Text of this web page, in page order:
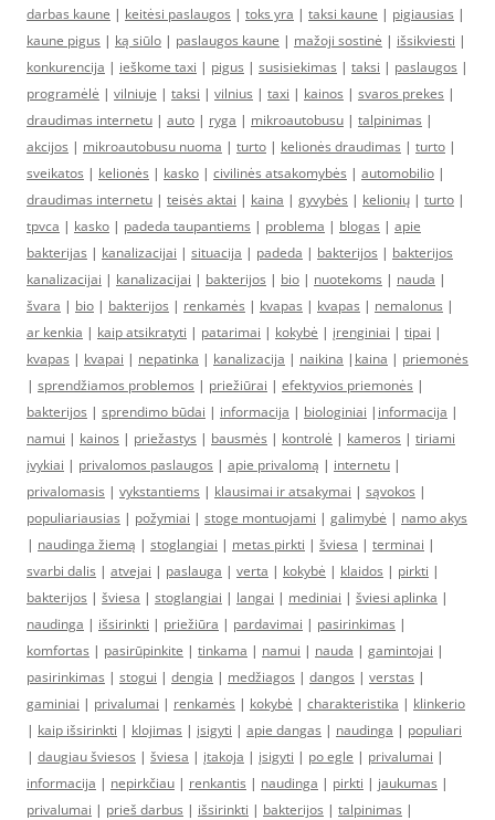
darbas kaune | keitėsi paslaugos | toks yra | taksi kaune | pigiausias |
kaune pigus | ką siūlo | paslaugos kaune | mažoji sostinė | išsikviesti |
konkurencija | ieškome taxi | pigus | susisiekimas | taksi | paslaugos |
programėlė | vilniuje | taksi | vilnius | taxi | kainos | svaros prekes |
draudimas internetu | auto | ryga | mikroautobusu | talpinimas |
akcijos | mikroautobusu nuoma | turto | kelionės draudimas | turto |
sveikatos | kelionės | kasko | civilinės atsakomybės | automobilio |
draudimas internetu | teisės aktai | kaina | gyvybės | kelionių | turto |
tpvca | kasko | padeda taupantiems | problema | blogas | apie
bakterijas | kanalizacijai | situacija | padeda | bakterijos | bakterijos
kanalizacijai | kanalizacijai | bakterijos | bio | nuotekoms | nauda |
švara | bio | bakterijos | renkamės | kvapas | kvapas | nemalonus |
ar kenkia | kaip atsikratyti | patarimai | kokybė | įrenginiai | tipai |
kvapas | kvapai | nepatinka | kanalizacija | naikina | kaina | priemonės
| sprendžiamos problemos | priežiūrai | efektyvios priemonės |
bakterijos | sprendimo būdai | informacija | biologiniai | informacija |
namui | kainos | priežastys | bausmės | kontrolė | kameros | tiriami
įvykiai | privalomos paslaugos | apie privalomą | internetu |
privalomasis | vykstantiems | klausimai ir atsakymai | sąvokos |
populiariausias | požymiai | stoge montuojami | galimybė | namo akys
| naudinga žiemą | stoglangiai | metas pirkti | šviesa | terminai |
svarbi dalis | atvejai | paslauga | verta | kokybė | klaidos | pirkti |
bakterijos | šviesa | stoglangiai | langai | mediniai | šviesi aplinka |
naudinga | išsirinkti | priežiūra | pardavimai | pasirinkimas |
komfortas | pasirūpinkite | tinkama | namui | nauda | gamintojai |
pasirinkimas | stogui | dengia | medžiagos | dangos | verstas |
gaminiai | privalumai | renkamės | kokybė | charakteristika | klinkerio
| kaip išsirinkti | klojimas | įsigyti | apie dangas | naudinga | populiari
| daugiau šviesos | šviesa | įtakoja | įsigyti | po egle | privalumai |
informacija | nepirkčiau | renkantis | naudinga | pirkti | jaukumas |
privalumai | prieš darbus | išsirinkti | bakterijos | talpinimas |